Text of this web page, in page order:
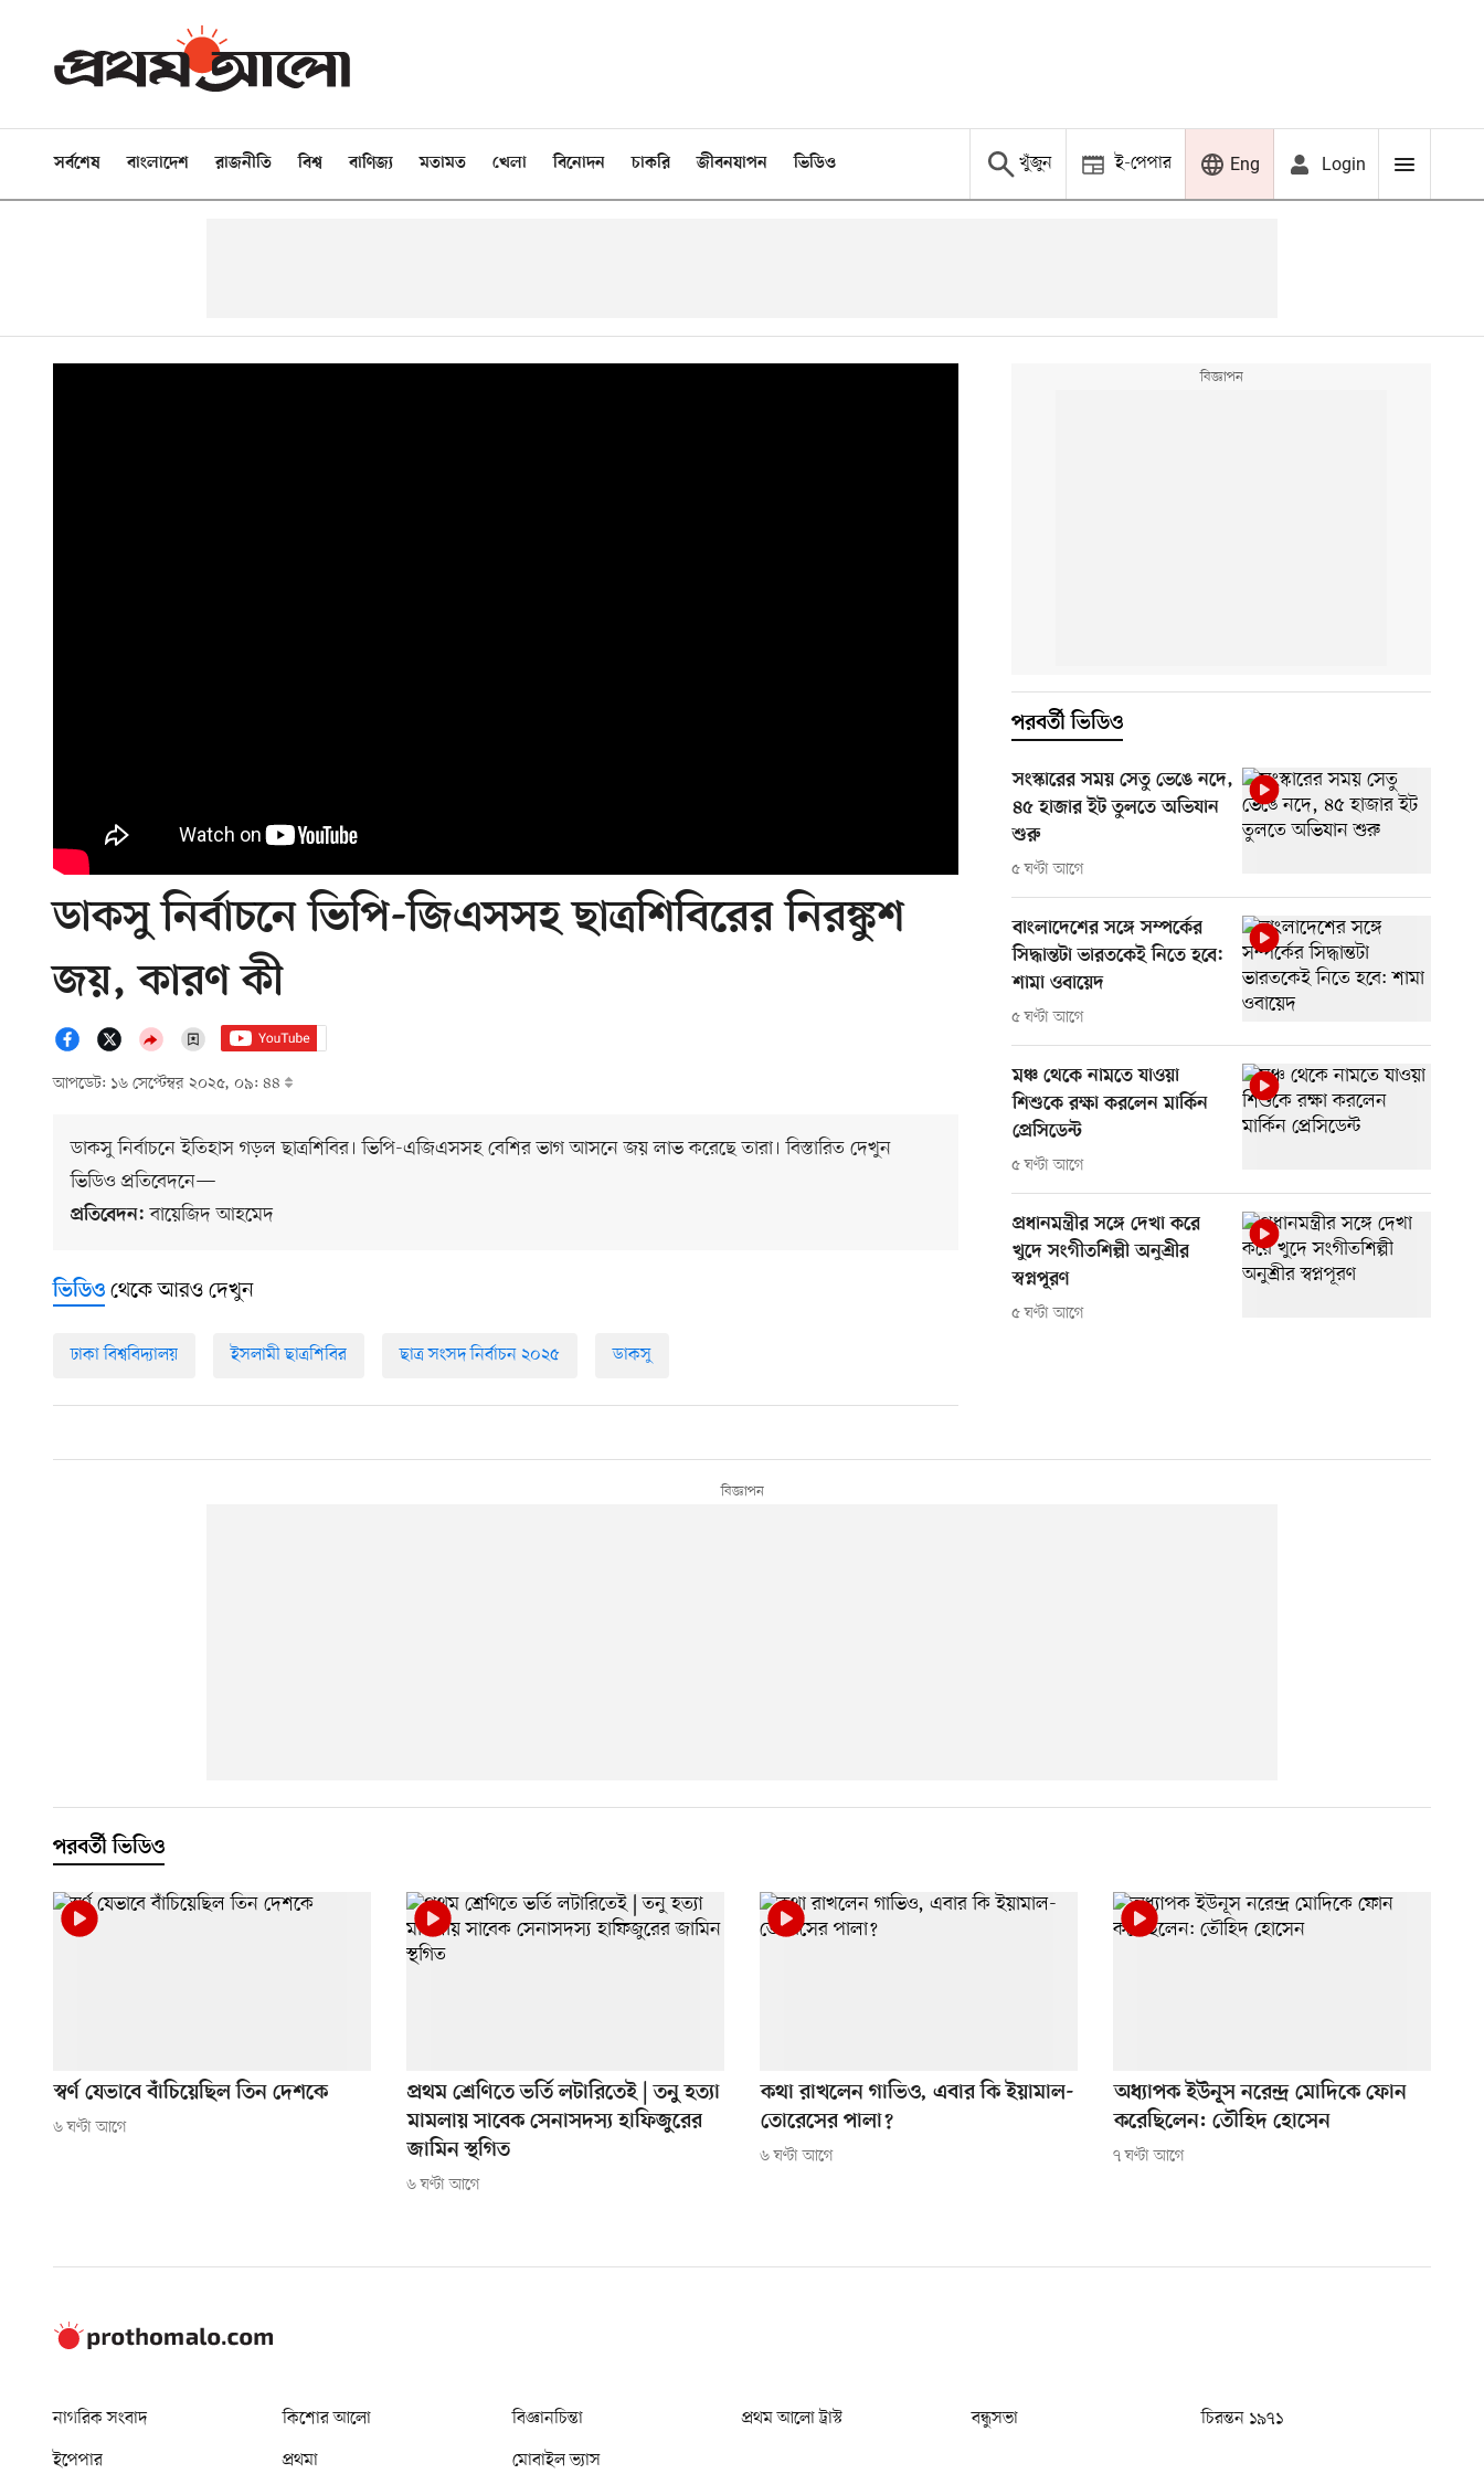
সর্বশেষ বাংলাদেশ রাজনীতি বিশ্ব বাণিজ্য মতামত খেলা বিনোদন চাকরি জীবনযাপন ভিডিও খুঁজুন ই-পেপার Eng Login
ডাকসু নির্বাচনে ভিপি-জিএসসহ ছাত্রশিবিরের নিরঙ্কুশ
জয়, কারণ কী
আপডেট: ১৬ সেপ্টেম্বর ২০২৫, ০৯: ৪৪
ডাকসু নির্বাচনে ইতিহাস গড়ল ছাত্রশিবির। ভিপি-এজিএসসহ বেশির ভাগ আসনে জয় লাভ করেছে তারা। বিস্তারিত দেখুন
ভিডিও প্রতিবেদনে—
প্রতিবেদন: বায়েজিদ আহমেদ
পরবর্তী ভিডিও
সংস্কারের সময় সেতু ভেঙে নদে,
৪৫ হাজার ইট তুলতে অভিযান
শুরু
৫ ঘণ্টা আগে
বাংলাদেশের সঙ্গে সম্পর্কের
সিদ্ধান্তটা ভারতকেই নিতে হবে:
শামা ওবায়েদ
৫ ঘণ্টা আগে
মঞ্চ থেকে নামতে যাওয়া
শিশুকে রক্ষা করলেন মার্কিন
প্রেসিডেন্ট
৫ ঘণ্টা আগে
প্রধানমন্ত্রীর সঙ্গে দেখা করে
খুদে সংগীতশিল্পী অনুশ্রীর
স্বপ্নপূরণ
৫ ঘণ্টা আগে
ভিডিও থেকে আরও দেখুন
ঢাকা বিশ্ববিদ্যালয় ইসলামী ছাত্রশিবির ছাত্র সংসদ নির্বাচন ২০২৫ ডাকসু
পরবর্তী ভিডিও
স্বর্ণ যেভাবে বাঁচিয়েছিল তিন দেশকে
৬ ঘণ্টা আগে
প্রথম শ্রেণিতে ভর্তি লটারিতেই | তনু হত্যা
মামলায় সাবেক সেনাসদস্য হাফিজুরের
জামিন স্থগিত
৬ ঘণ্টা আগে
কথা রাখলেন গাভিও, এবার কি ইয়ামাল-
তোরেসের পালা?
৬ ঘণ্টা আগে
অধ্যাপক ইউনূস নরেন্দ্র মোদিকে ফোন
করেছিলেন: তৌহিদ হোসেন
৭ ঘণ্টা আগে
নাগরিক সংবাদ কিশোর আলো বিজ্ঞানচিন্তা প্রথম আলো ট্রাস্ট বন্ধুসভা
চিরন্তন ১৯৭১
ইপেপার
প্রথমা মোবাইল ভ্যাস